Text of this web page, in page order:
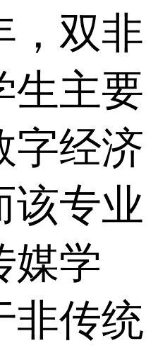
，双非
生主要
字经济
该专业
媒学
非传统